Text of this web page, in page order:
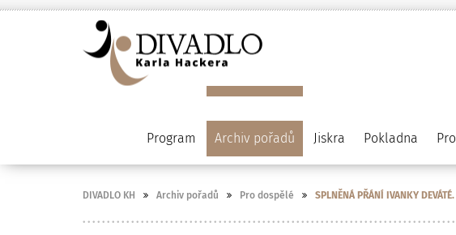
Program Archiv pořadů Jiskra Pokladna
DIVADLO KH Archiv pořadů Pro dospělé SPLNĚNÁ PŘÁNÍ IVANKY